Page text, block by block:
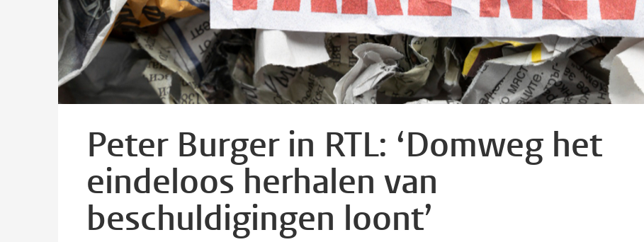
Peter Burger in RTL: ‘Domweg het
eindeloos herhalen van
beschuldigingen loont’